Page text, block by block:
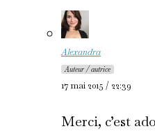
Alexandra
Auteur / autrice
17 mai 2015 / 22:39
Merci, c’est